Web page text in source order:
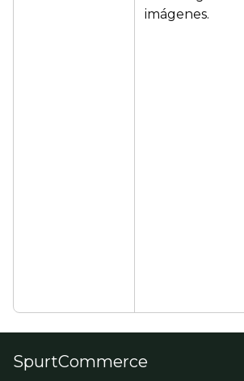
imágenes.
SpurtCommerce